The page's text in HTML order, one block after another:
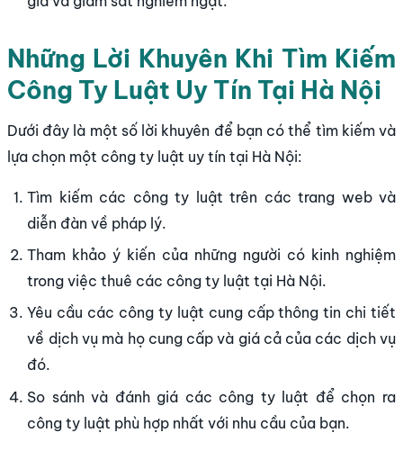
Những Lời Khuyên Khi Tìm Kiếm
Công Ty Luật Uy Tín Tại Hà Nội
Dưới đây là một số lời khuyên để bạn có thể tìm kiếm và
lựa chọn một công ty luật uy tín tại Hà Nội:
Tìm kiếm các công ty luật trên các trang web và
diễn đàn về pháp lý.
Tham khảo ý kiến ​​của những người có kinh nghiệm
trong việc thuê các công ty luật tại Hà Nội.
Yêu cầu các công ty luật cung cấp thông tin chi tiết
về dịch vụ mà họ cung cấp và giá cả của các dịch vụ
đó.
So sánh và đánh giá các công ty luật để chọn ra
công ty luật phù hợp nhất với nhu cầu của bạn.